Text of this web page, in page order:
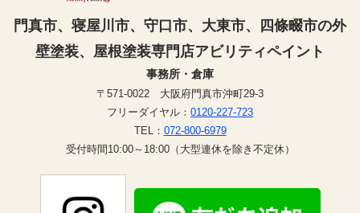
門真市、寝屋川市、守口市、大東市、四條畷市の外
壁塗装、屋根塗装専門店アビリティペイント
事務所・倉庫
〒571-0022 大阪府門真市沖町29-3
フリーダイヤル： 0120-227-723
TEL： 072-800-6979
受付時間10:00～18:00（大型連休を除き不定休）